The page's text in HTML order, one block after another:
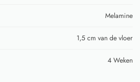
Melamine
1,5 cm van de vloer
4 Weken